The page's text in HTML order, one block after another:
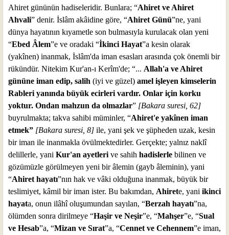
Ahiret gününün hadiseleridir. Bunlara; “Ahiret ve Ahiret
Ahvali” denir. İslâm akâidine göre, “Ahiret Günü”ne, yani
dünya hayatının kıyametle son bulmasıyla kurulacak olan yeni
“Ebed Âlem”e ve oradaki “İkinci Hayat”a kesin olarak
(yakînen) inanmak, İslâm'da iman esasları arasında çok önemli bir
rükündür. Nitekim Kur'an-ı Kerîm'de; “... Allah'a ve Ahiret
gününe iman edip, salih (iyi ve güzel) amel işleyen kimselerin
Rableri yanında büyük ecirleri vardır. Onlar için korku
yoktur. Ondan mahzun da olmazlar” [Bakara suresi, 62]
buyrulmakta; takva sahibi müminler, “Ahiret'e yakînen iman
etmek” [Bakara suresi, 8] ile, yani şek ve şüpheden uzak, kesin
bir iman ile inanmakla övülmektedirler. Gerçekte; yalnız naklî
delillerle, yani Kur'an ayetleri ve sahih hadislerle bilinen ve
gözümüzle görülmeyen yeni bir âlemin (gayb âleminin), yani
“Ahiret hayatı”nın hak ve vâki olduğuna inanmak, büyük bir
teslimiyet, kâmil bir iman ister. Bu bakımdan, Ahirete, yani ikinci
hayata, onun ilâhî oluşumundan sayılan, “Berzah hayatı”na,
ölümden sonra dirilmeye “Haşir ve Neşir”e, “Mahşer”e, “Sual
ve Hesab”a, “Mizan ve Sırat”a, “Cennet ve Cehennem”e iman,